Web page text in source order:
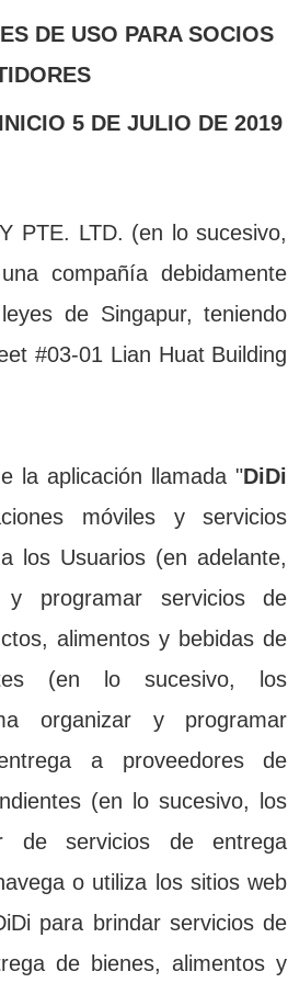
DE USO PARA SOCIOS
PTE. LTD. (en lo sucesivo,
compañía debidamente
de Singapur, teniendo
#03-01 Lian Huat Building
la aplicación llamada "DiDi
móviles y servicios
los Usuarios (en adelante,
programar servicios de
alimentos y bebidas de
(en lo sucesivo, los
organizar y programar
a proveedores de
(en lo sucesivo, los
de servicios de entrega
o utiliza los sitios web
para brindar servicios de
de bienes, alimentos y
5 DE JULIO DE 2019